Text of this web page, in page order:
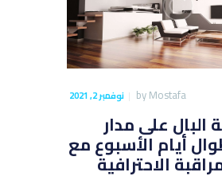
نوفمبر 2, 2021 byMostafa
البال على مدار
أيام الأسبوع مع
الاحترافية